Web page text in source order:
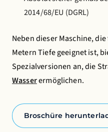
2014/68/EU (DGRL)
Neben dieser Maschine,
Metern Tiefe geeignet ist,
Spezialversionen an, die
Wasserermöglichen.
Broschüre